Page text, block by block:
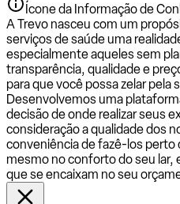
Ícone da Informação de
A Trevo nasceu com um
serviços de saúde uma
especialmente aqueles sem
transparência, qualidade e
para que você possa zelar pela
Desenvolvemos uma
decisão de onde realizar seus
consideração a qualidade dos
conveniência de fazê-los perto
mesmo no conforto do seu lar,
que se encaixam no seu